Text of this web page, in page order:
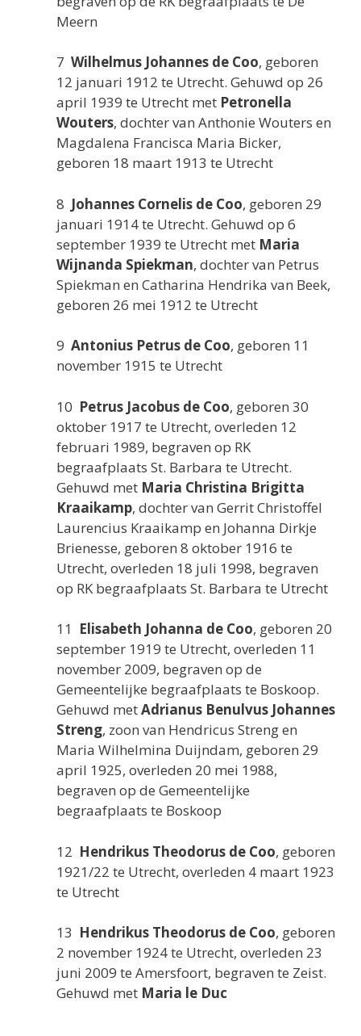
Meern
7 Wilhelmus Johannes de Coo, geboren
12 januari 1912 te Utrecht. Gehuwd op 26
april 1939 te Utrecht met Petronella
Wouters, dochter van Anthonie Wouters en
Magdalena Francisca Maria Bicker,
geboren 18 maart 1913 te Utrecht
8 Johannes Cornelis de Coo, geboren 29
januari 1914 te Utrecht. Gehuwd op 6
september 1939 te Utrecht met Maria
Wijnanda Spiekman, dochter van Petrus
Spiekman en Catharina Hendrika van Beek,
geboren 26 mei 1912 te Utrecht
9 Antonius Petrus de Coo, geboren 11
november 1915 te Utrecht
10 Petrus Jacobus de Coo, geboren 30
oktober 1917 te Utrecht, overleden 12
februari 1989, begraven op RK
begraafplaats St. Barbara te Utrecht.
Gehuwd met Maria Christina Brigitta
Kraaikamp, dochter van Gerrit Christoffel
Laurencius Kraaikamp en Johanna Dirkje
Brienesse, geboren 8 oktober 1916 te
Utrecht, overleden 18 juli 1998, begraven
op RK begraafplaats St. Barbara te Utrecht
11 Elisabeth Johanna de Coo, geboren 20
september 1919 te Utrecht, overleden 11
november 2009, begraven op de
Gemeentelijke begraafplaats te Boskoop.
Gehuwd metAdrianus Benulvus Johannes
Streng, zoon van Hendricus Streng en
Maria Wilhelmina Duijndam, geboren 29
april 1925, overleden 20 mei 1988,
begraven op de Gemeentelijke
begraafplaats te Boskoop
12 Hendrikus Theodorus de Coo, geboren
1921/22 te Utrecht, overleden 4 maart 1923
te Utrecht
13 Hendrikus Theodorus de Coo, geboren
2 november 1924 te Utrecht, overleden 23
juni 2009 te Amersfoort, begraven te Zeist.
Gehuwd met Maria le Duc